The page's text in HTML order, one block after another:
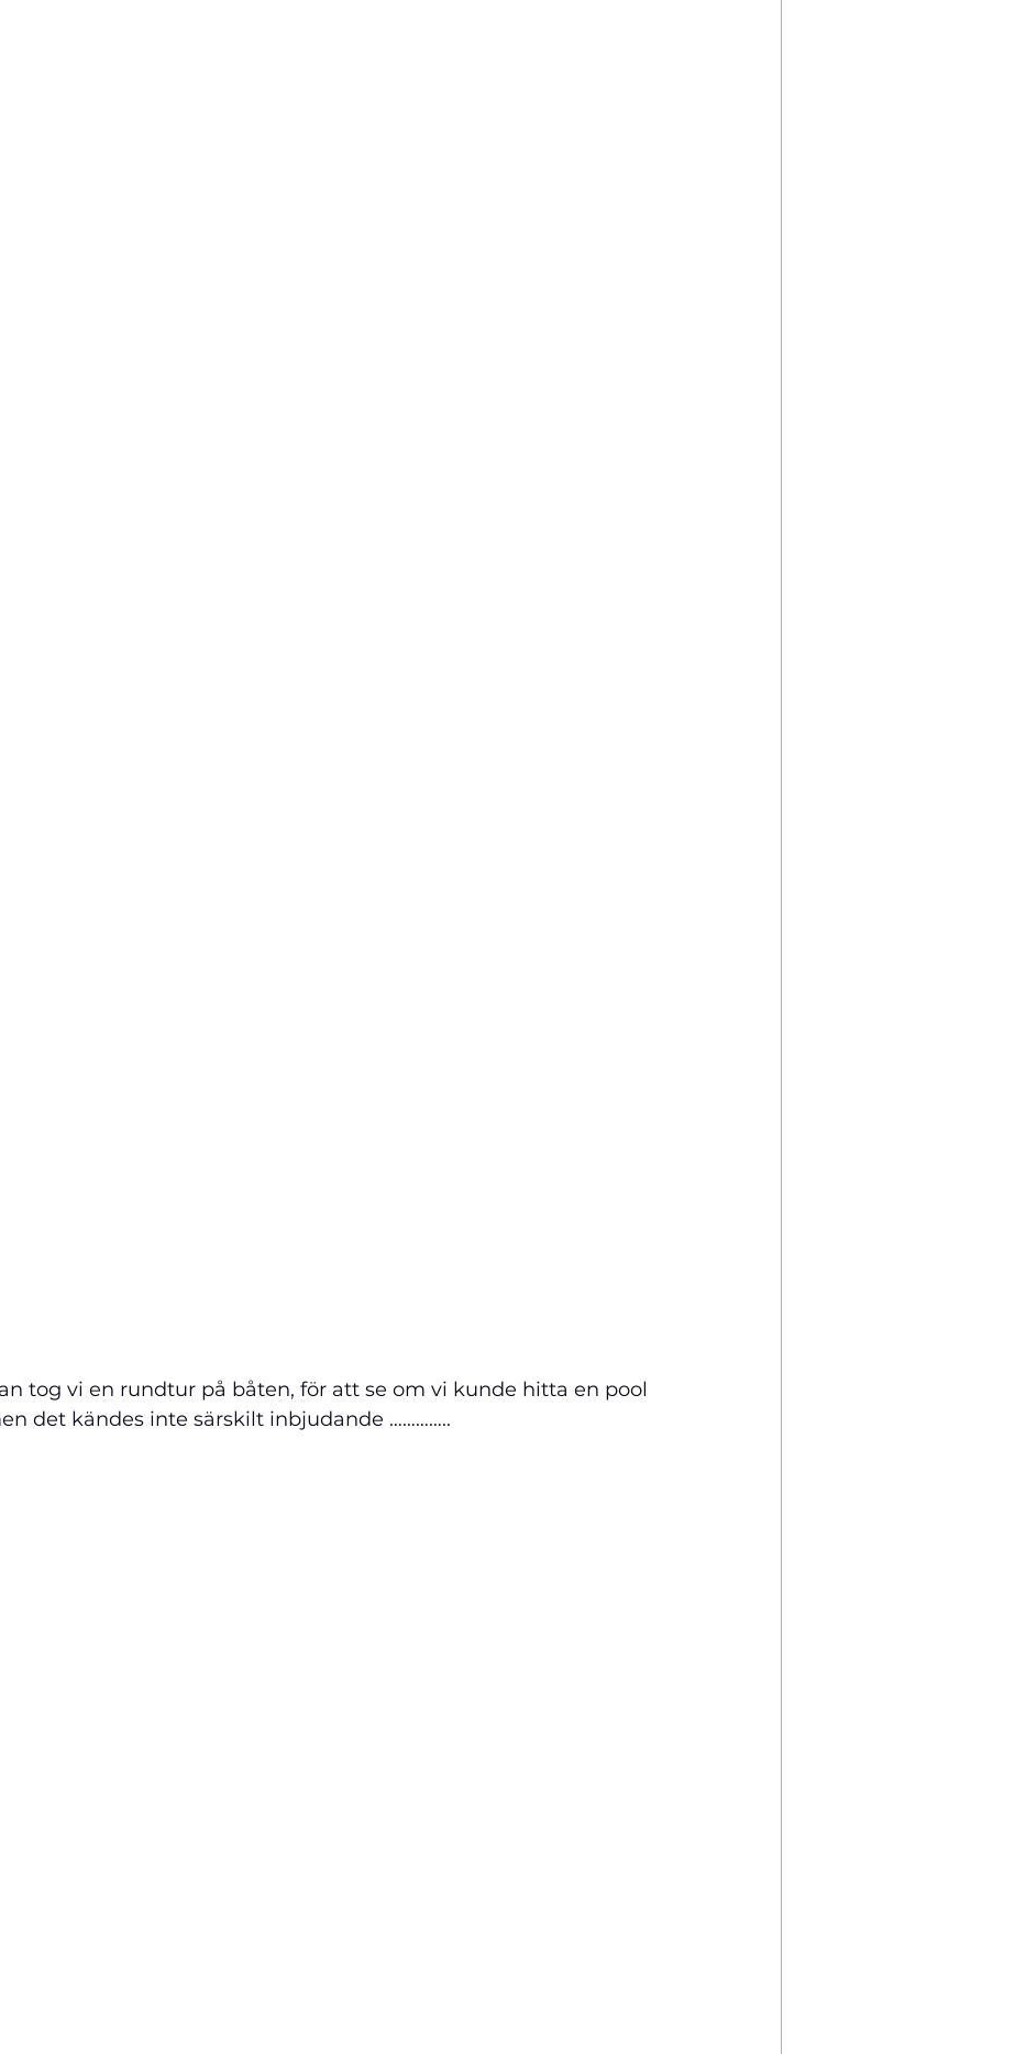
tog vi en rundtur på båten, för att se om vi kunde hitta en pool
det kändes inte särskilt inbjudande …………..